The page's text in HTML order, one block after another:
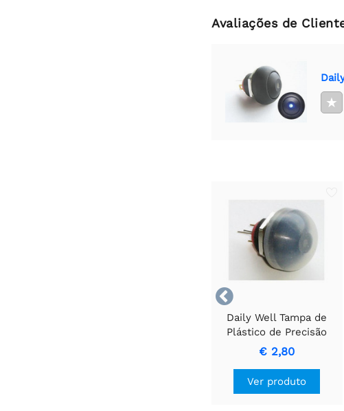
Avaliações de
★

Daily Well Tampa de
Plástico de Precisão
para Mini Interruptores
de Botão.
€ 2,80
Ver produto